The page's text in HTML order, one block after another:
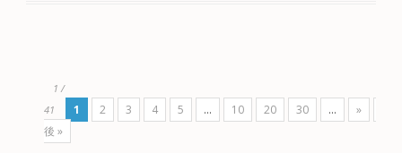
1 /
41
1 2 3 4 5 ... 10 20 30 ... »
後 »